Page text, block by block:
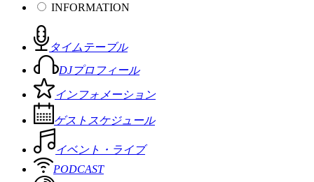
INFORMATION
タイムテーブル
DJプロフィール
インフォメーション
ゲストスケジュール
イベント・ライブ
PODCAST